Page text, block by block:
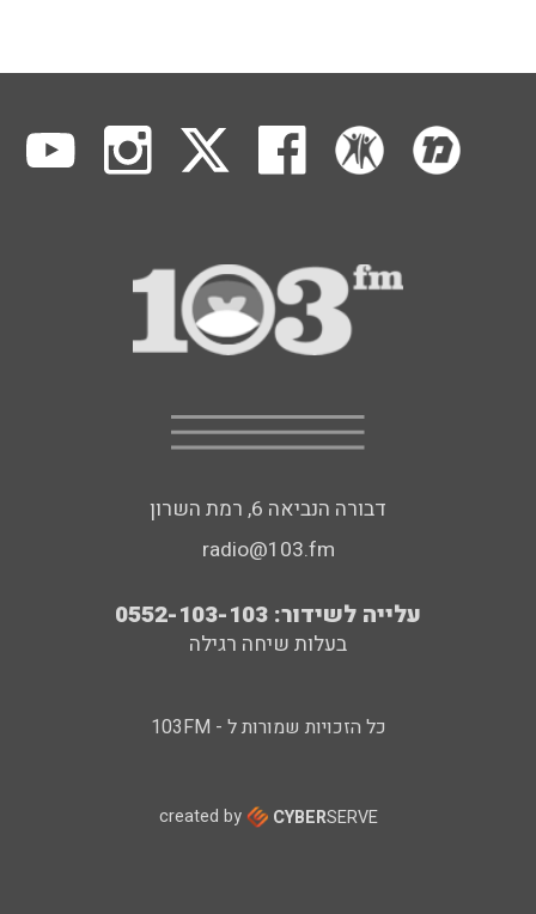
דבורה הנביאה 6, רמת השרון
radio@103.fm
עלייה לשידור: 0552-103-103
בעלות שיחה רגילה
כל הזכויות שמורות ל - 103FM
created by CYBERSERVE